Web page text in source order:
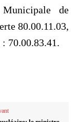
de
80.00.11.03,
70.00.83.41.